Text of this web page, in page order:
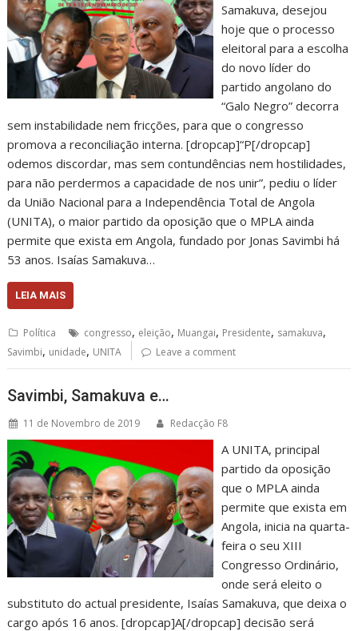
Samakuva, desejou
hoje que o processo
eleitoral para a escolha
do novo líder do
partido angolano do
“Galo Negro” decorra
sem instabilidade nem fricções, para que o congresso
promova a reconciliação interna. [dropcap]“P[/dropcap]
odemos discordar, mas sem contundências nem hostilidades,
para não perdermos a capacidade de nos unir”, pediu o líder
da União Nacional para a Independência Total de Angola
(UNITA), o maior partido da oposição que o MPLA ainda
permite que exista em Angola, fundado por Jonas Savimbi há
53 anos. Isaías Samakuva…
LEIA MAIS
Política congresso, eleição, Muangai, Presidente, samakuva,
Savimbi, unidade, UNITA Leave a comment
Savimbi, Samakuva e…
11 de Novembro de 2019 Redacção F8
A UNITA, principal
partido da oposição
que o MPLA ainda
permite que exista em
Angola, inicia na quarta-
feira o seu XIII
Congresso Ordinário,
onde será eleito o
substituto do actual presidente, Isaías Samakuva, que deixa o
cargo após 16 anos. [dropcap]A[/dropcap] decisão será